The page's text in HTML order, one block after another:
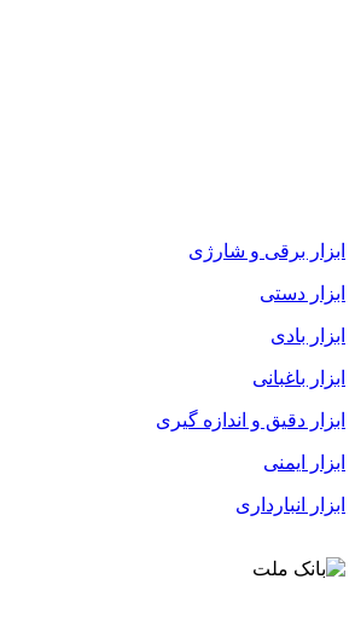
ابزار برقی و شارژی
ابزار دستی
ابزار بادی
ابزار باغبانی
ابزار دقیق و اندازه گیری
ابزار ایمنی
ابزار انبارداری